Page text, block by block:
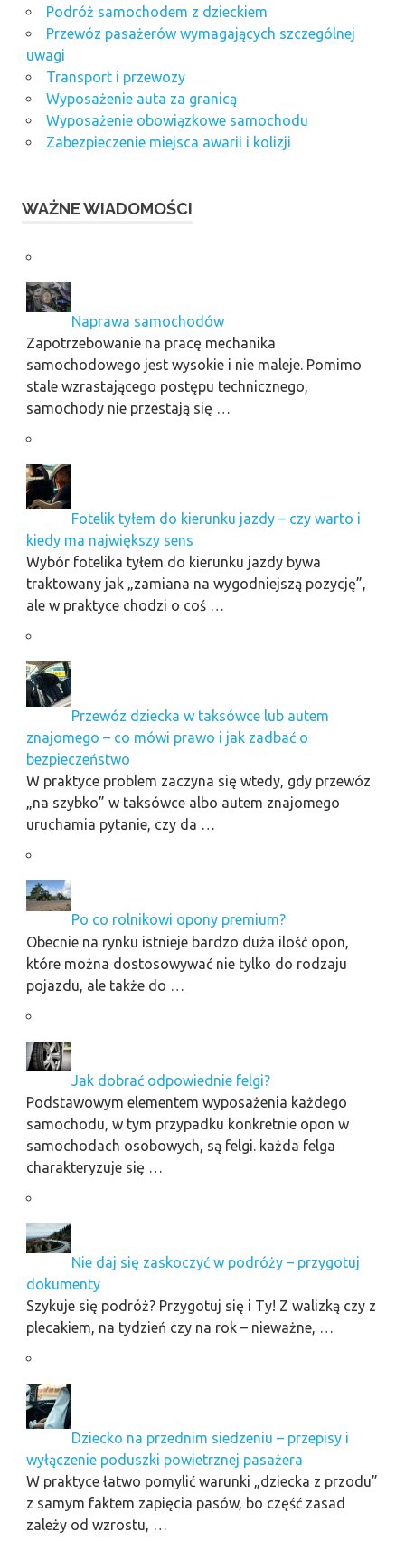
Podróż samochodem z dzieckiem
Przewóz pasażerów wymagających szczególnej
uwagi
Transport i przewozy
Wyposażenie auta za granicą
Wyposażenie obowiązkowe samochodu
Zabezpieczenie miejsca awarii i kolizji
WAŻNE WIADOMOŚCI
Naprawa samochodów
Zapotrzebowanie na pracę mechanika
samochodowego jest wysokie i nie maleje. Pomimo
stale wzrastającego postępu technicznego,
samochody nie przestają się …
Fotelik tyłem do kierunku jazdy – czy warto i
kiedy ma największy sens
Wybór fotelika tyłem do kierunku jazdy bywa
traktowany jak „zamiana na wygodniejszą pozycję”,
ale w praktyce chodzi o coś …
Przewóz dziecka w taksówce lub autem
znajomego – co mówi prawo i jak zadbać o
bezpieczeństwo
W praktyce problem zaczyna się wtedy, gdy przewóz
„na szybko” w taksówce albo autem znajomego
uruchamia pytanie, czy da …
Po co rolnikowi opony premium?
Obecnie na rynku istnieje bardzo duża ilość opon,
które można dostosowywać nie tylko do rodzaju
pojazdu, ale także do …
Jak dobrać odpowiednie felgi?
Podstawowym elementem wyposażenia każdego
samochodu, w tym przypadku konkretnie opon w
samochodach osobowych, są felgi. każda felga
charakteryzuje się …
Nie daj się zaskoczyć w podróży – przygotuj
dokumenty
Szykuje się podróż? Przygotuj się i Ty! Z walizką czy z
plecakiem, na tydzień czy na rok – nieważne, …
Dziecko na przednim siedzeniu – przepisy i
wyłączenie poduszki powietrznej pasażera
W praktyce łatwo pomylić warunki „dziecka z przodu”
z samym faktem zapięcia pasów, bo część zasad
zależy od wzrostu, …